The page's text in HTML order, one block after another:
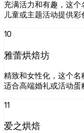
充满活力和有趣，这
儿童或主题活动提供彩
10
雅蕾烘焙坊
精致和女性化，这个名
适合高端婚礼或活动蛋
11
爱之烘焙